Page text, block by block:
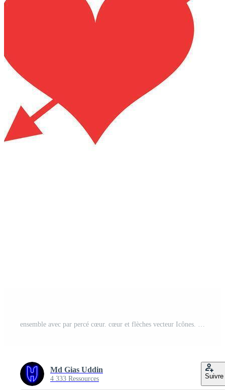
ensemble avec par percé cœur. cœur et flèches vecteur Icônes. la Saint-Valentin journée symbole. symbole amoureux. Vecteur Pro
Md Gias Uddin
4 333 Ressources Suivre